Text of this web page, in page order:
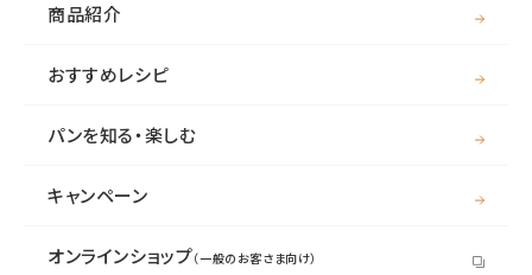
商品紹介
おすすめレシピ
パンを知る・楽しむ
キャンペーン
オンラインショップ（一般のお客さま向け）